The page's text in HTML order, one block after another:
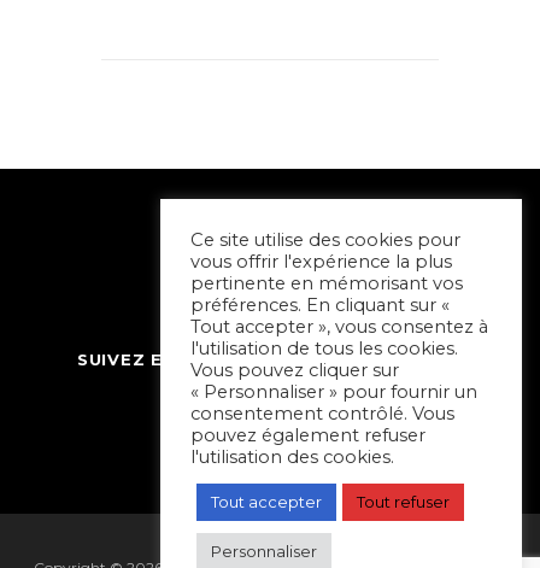
SUIVEZ ET CONTACTEZ SORTIR À NIORT
Ce site utilise des cookies pour
vous offrir l'expérience la plus
pertinente en mémorisant vos
préférences. En cliquant sur «
Tout accepter », vous consentez à
l'utilisation de tous les cookies.
Vous pouvez cliquer sur
« Personnaliser » pour fournir un
consentement contrôlé. Vous
pouvez également refuser
l'utilisation des cookies.
Tout accepter Tout refuser
Personnaliser